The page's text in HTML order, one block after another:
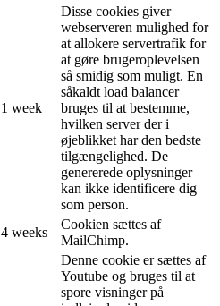
1 week
Disse cookies giver
webserveren mulighed for
at allokere servertrafik for
at gøre brugeroplevelsen
så smidig som muligt. En
såkaldt load balancer
bruges til at bestemme,
hvilken server der i
øjeblikket har den bedste
tilgængelighed. De
genererede oplysninger
kan ikke identificere dig
som person.
4 weeks
Cookien sættes af
MailChimp.
Denne cookie er sættes af
Youtube og bruges til at
spore visninger på